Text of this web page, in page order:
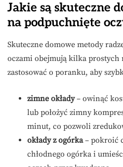
Jakie są skuteczne
na podpuchnięte
Skuteczne domowe metody
oczami obejmują kilka prostych
zastosować o poranku, aby
zimne okłady– owinąć
lub położyć zimny
minut, co pozwoli
okłady z ogórka– pokroić
chłodnego ogórka i